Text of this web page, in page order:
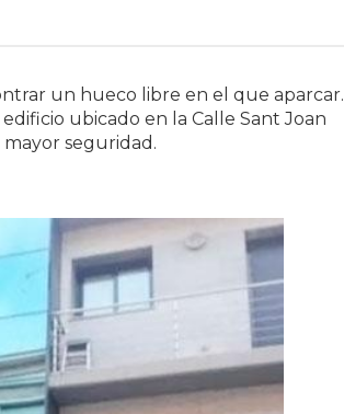
un hueco libre en el que aparcar.
ubicado en la Calle Sant Joan
mayor seguridad.